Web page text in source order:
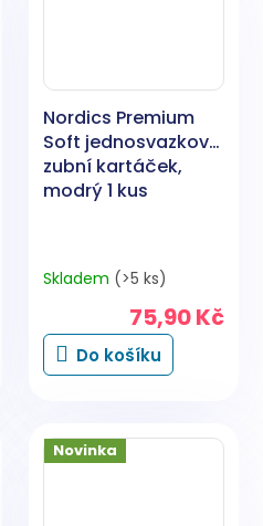
Nordics Premium
Soft jednosvazkový
zubní kartáček,
modrý 1 kus
Skladem (>5 ks)
75,90 Kč
Do košíku
Novinka